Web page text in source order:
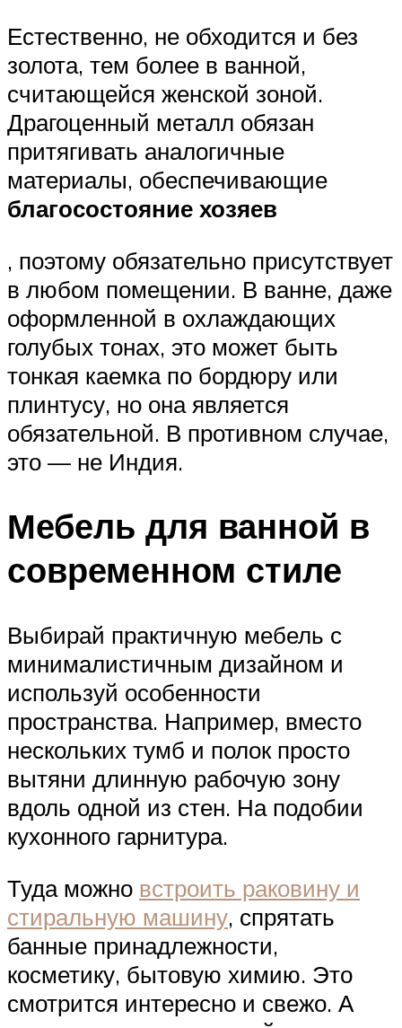
Естественно, не обходится и без
золота, тем более в ванной,
считающейся женской зоной.
Драгоценный металл обязан
притягивать аналогичные
материалы, обеспечивающие
благосостояние хозяев
, поэтому обязательно присутствует
в любом помещении. В ванне, даже
оформленной в охлаждающих
голубых тонах, это может быть
тонкая каемка по бордюру или
плинтусу, но она является
обязательной. В противном случае,
это — не Индия.
Мебель для ванной в
современном стиле
Выбирай практичную мебель с
минималистичным дизайном и
используй особенности
пространства. Например, вместо
нескольких тумб и полок просто
вытяни длинную рабочую зону
вдоль одной из стен. На подобии
кухонного гарнитура.
Туда можно встроить раковину и
стиральную машину, спрятать
банные принадлежности,
косметику, бытовую химию. Это
смотрится интересно и свежо. А